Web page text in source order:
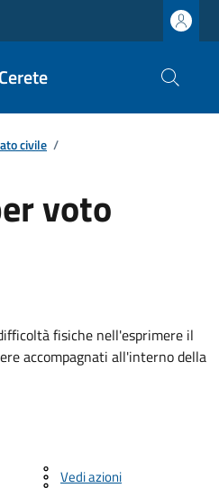
civile /
voto
fisiche nell'esprimere il
accompagnati all'interno della
Vedi azioni